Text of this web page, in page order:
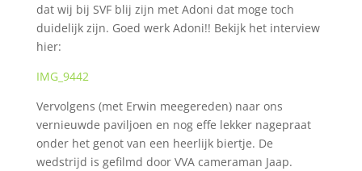
dat wij bij SVF blij zijn met Adoni dat moge toch
duidelijk zijn. Goed werk Adoni!! Bekijk het interview
hier:
IMG_9442
Vervolgens (met Erwin meegereden) naar ons
vernieuwde paviljoen en nog effe lekker nagepraat
onder het genot van een heerlijk biertje. De
wedstrijd is gefilmd door VVA cameraman Jaap.